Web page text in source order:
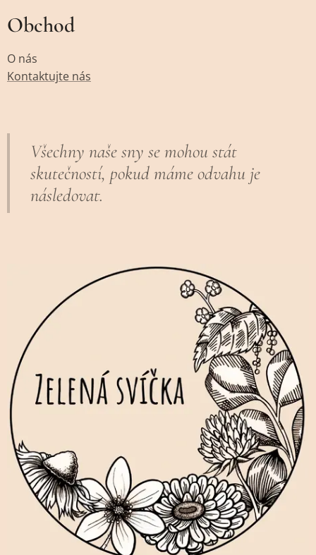
Obchod
O nás
Kontaktujte nás
Všechny naše sny se mohou stát
skutečností, pokud máme odvahu je
následovat.